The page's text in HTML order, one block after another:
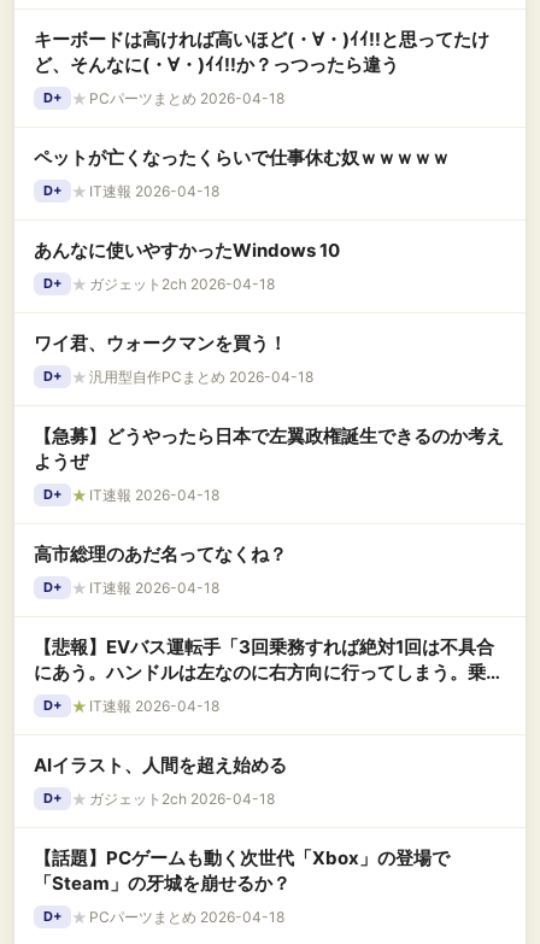
キーボードは高ければ高いほど(・∀・)ｲｲ!!と思ってたけ
ど、そんなに(・∀・)ｲｲ!!か？っつったら違う
D+ ★ PCパーツまとめ 2026-04-18
ペットが亡くなったくらいで仕事休む奴ｗｗｗｗｗ
D+ ★ IT速報 2026-04-18
あんなに使いやすかったWindows 10
D+ ★ ガジェット2ch 2026-04-18
ワイ君、ウォークマンを買う！
D+ ★ 汎用型自作PCまとめ 2026-04-18
【急募】どうやったら日本で左翼政権誕生できるのか考え
ようぜ
D+ ★ IT速報 2026-04-18
高市総理のあだ名ってなくね？
D+ ★ IT速報 2026-04-18
【悲報】EVバス運転手「3回乗務すれば絶対1回は不具合
にあう。ハンドルは左なのに右方向に行ってしまう。乗る
と手汗が止まらない」
D+ ★ IT速報 2026-04-18
AIイラスト、人間を超え始める
D+ ★ ガジェット2ch 2026-04-18
【話題】PCゲームも動く次世代「Xbox」の登場で
「Steam」の牙城を崩せるか？
D+ ★ PCパーツまとめ 2026-04-18